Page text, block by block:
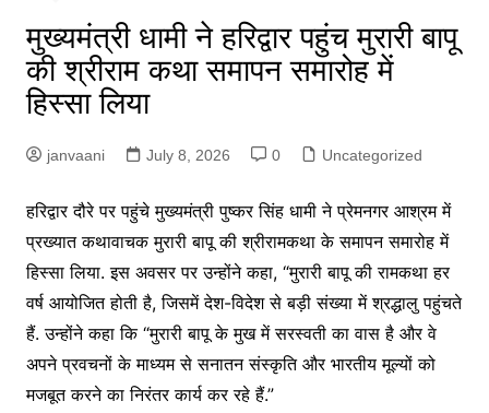
मुख्यमंत्री धामी ने हरिद्वार पहुंच मुरारी बापू
की श्रीराम कथा समापन समारोह में
हिस्सा लिया
janvaani July 8, 2026 0 Uncategorized
हरिद्वार दौरे पर पहुंचे मुख्यमंत्री पुष्कर सिंह धामी ने प्रेमनगर आश्रम में
प्रख्यात कथावाचक मुरारी बापू की श्रीरामकथा के समापन समारोह में
हिस्सा लिया. इस अवसर पर उन्होंने कहा, “मुरारी बापू की रामकथा हर
वर्ष आयोजित होती है, जिसमें देश-विदेश से बड़ी संख्या में श्रद्धालु पहुंचते
हैं. उन्होंने कहा कि “मुरारी बापू के मुख में सरस्वती का वास है और वे
अपने प्रवचनों के माध्यम से सनातन संस्कृति और भारतीय मूल्यों को
मजबूत करने का निरंतर कार्य कर रहे हैं.”